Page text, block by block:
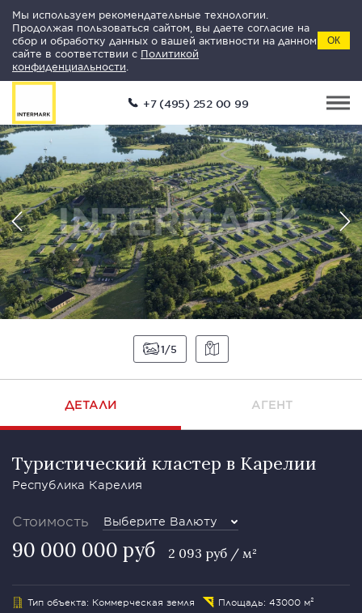
Мы используем рекомендательные технологии.
Продолжая пользоваться сайтом, вы даете согласие на
сбор и обработку данных о вашей активности на данном
сайте в соответствии с Политикой
конфиденциальности
ОК
+7 (495) 252 00 99
1 5
ДЕТАЛИ АГЕНТ
Туристический кластер в Карелии
Республика Карелия
Стоимость Выберите Валюту
90 000 000 руб 2 093 руб / м²
Тип объекта: Коммерческая земля Площадь: 43000 м²